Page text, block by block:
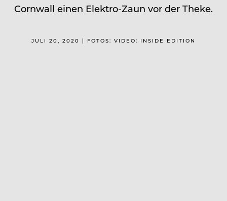
Cornwall einen Elektro-Zaun vor der Theke.
JULI 20, 2020 | FOTOS: VIDEO: INSIDE EDITION